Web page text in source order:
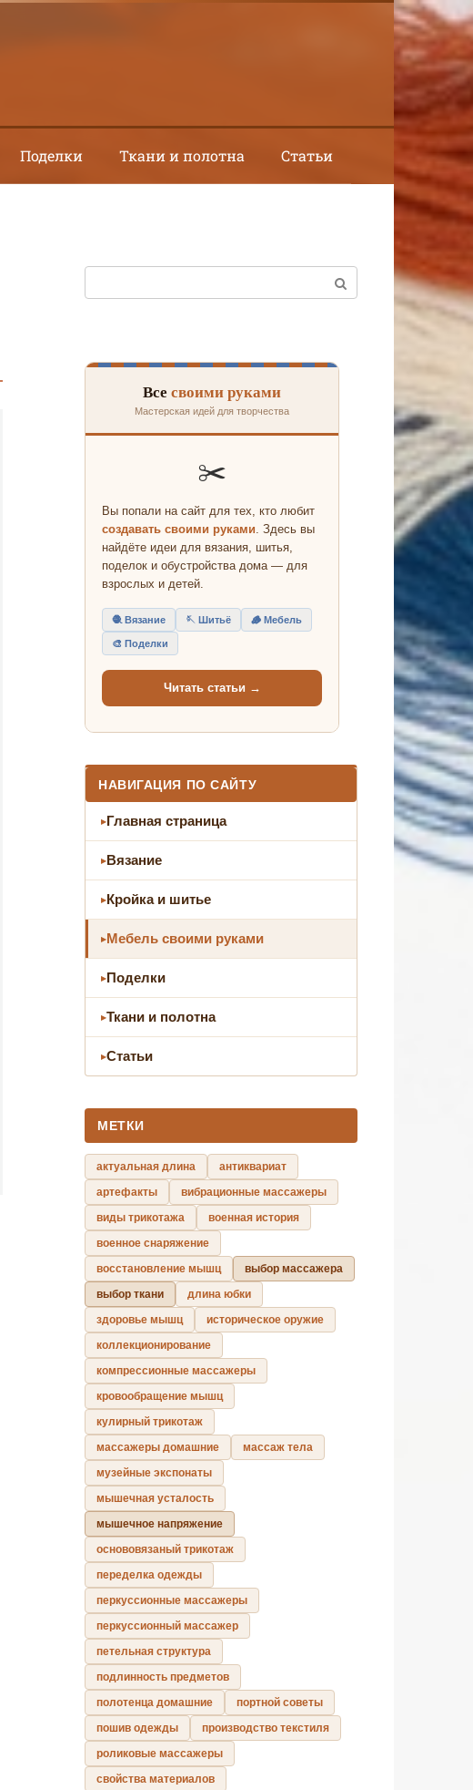
Поделки Ткани и полотна Статьи
Все своими руками
Мастерская идей для творчества
✂️
Вы попали на сайт для тех, кто любит
создавать своими руками. Здесь вы
найдёте идеи для вязания, шитья,
поделок и обустройства дома — для
взрослых и детей.
🧶 Вязание 🪡 Шитьё 🪵 Мебель
🎨 Поделки
Читать статьи →
НАВИГАЦИЯ ПО САЙТУ
Главная страница
Вязание
Кройка и шитье
Мебель своими руками
Поделки
Ткани и полотна
Статьи
МЕТКИ
актуальная длина
антиквариат
артефакты
вибрационные массажеры
виды трикотажа
военная история
военное снаряжение
восстановление мышц
выбор массажера
выбор ткани
длина юбки
здоровье мышц
историческое оружие
коллекционирование
компрессионные массажеры
кровообращение мышц
кулирный трикотаж
массажеры домашние
массаж тела
музейные экспонаты
мышечная усталость
мышечное напряжение
основовязаный трикотаж
переделка одежды
перкуссионные массажеры
перкуссионный массажер
петельная структура
подлинность предметов
полотенца домашние
портной советы
пошив одежды
производство текстиля
роликовые массажеры
свойства материалов